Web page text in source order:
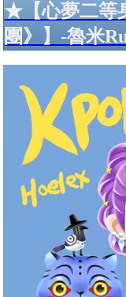
★【心夢二等
團》】-魯米